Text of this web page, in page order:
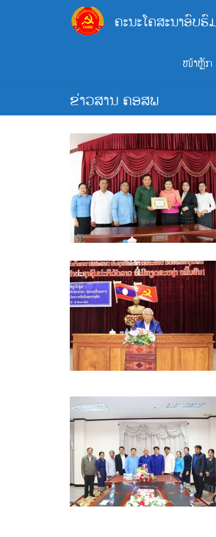
ຄະນະໂຄສະນາອົບ
ໜ້າຫຼັກ
ຂ່າວສານ ຄອສພ